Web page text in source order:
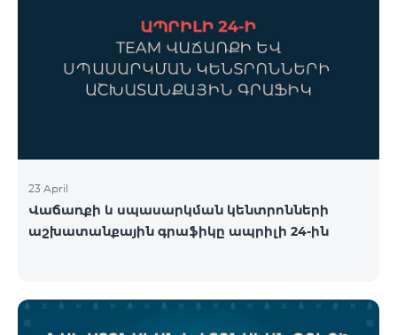
50% զեղչ, Հաջորդ 6 ամիսների ընթացքում՝ 25%
ներառումներին մանրամասն ծանոթանալու
համար կարող եք անցնել հետևյալ հղմամբ՝
23 April
Վաճառքի և սպասարկման կենտրոնների
աշխատանքային գրաֆիկը ապրիլի 24-ին